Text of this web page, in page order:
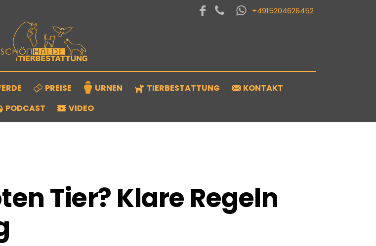
+4915204626452
PREISE URNEN TIERBESTATTUNG
KONTAKT
PODCAST
VIDEO
Tier? Klare Regeln